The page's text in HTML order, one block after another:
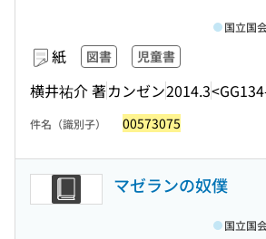
紙 図書 児童書
横井祐介 著カンゼン2014.3
国立国
件名（識別子） 00573075
マゼランの奴僕
国立国